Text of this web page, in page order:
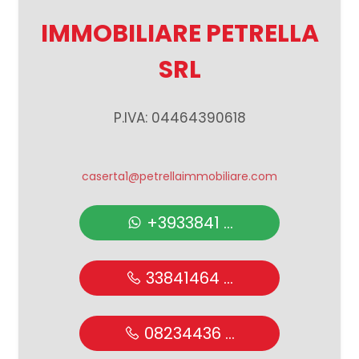
IMMOBILIARE PETRELLA
SRL
P.IVA: 04464390618
caserta1@petrellaimmobiliare.com
+3933841 ...
33841464 ...
08234436 ...
Giardino
Balcone/Terrazzo
Ascensore
Arredato
Nuova costruzione